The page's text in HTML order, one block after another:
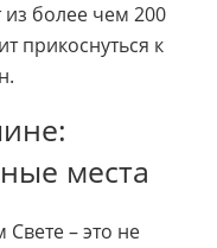
из более чем 200
прикоснуться к
места
– это не